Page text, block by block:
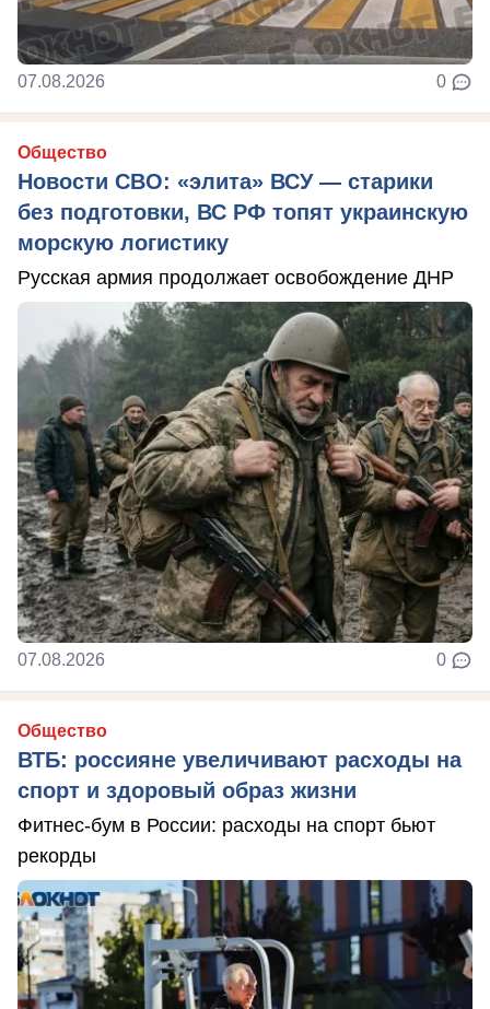
07.08.2026 0
Общество
Новости СВО: «элита» ВСУ — старики
без подготовки, ВС РФ топят украинскую
морскую логистику
Русская армия продолжает освобождение ДНР
07.08.2026 0
Общество
ВТБ: россияне увеличивают расходы на
спорт и здоровый образ жизни
Фитнес-бум в России: расходы на спорт бьют
рекорды